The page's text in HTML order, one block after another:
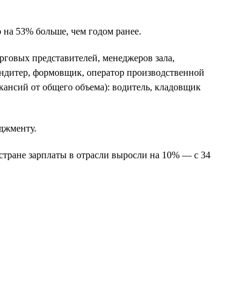
53% больше, чем годом ранее.
представителей, менеджеров зала,
формовщик, оператор производственной
от общего объема): водитель, кладовщик
зарплаты в отрасли выросли на 10% — с 34